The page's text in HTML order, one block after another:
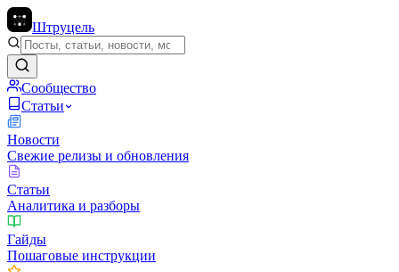
Штруцель
Сообщество
Статьи
Новости
Свежие релизы и обновления
Статьи
Аналитика и разборы
Гайды
Пошаговые инструкции